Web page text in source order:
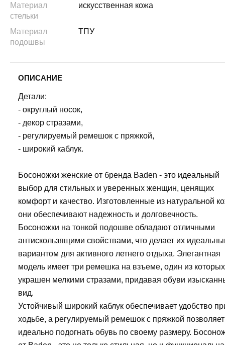
Материал
стельки
искусственная кожа
Материал
подошвы
ТПУ
ОПИСАНИЕ
Детали:
- округлый носок,
- декор стразами,
- регулируемый ремешок с пряжкой,
- широкий каблук.
Босоножки женские от бренда Baden - это идеальный
выбор для стильных и уверенных женщин, ценящих
комфорт и качество. Изготовленные из натуральной
они обеспечивают надежность и долговечность.
Босоножки на тонкой подошве обладают отличными
антискользящими свойствами, что делает их
вариантом для активного летнего отдыха. Элегантная
модель имеет три ремешка на взъеме, один из которых
украшен мелкими стразами, придавая обуви
вид.
Устойчивый широкий каблук обеспечивает удобство
ходьбе, а регулируемый ремешок с пряжкой позволяет
идеально подогнать обувь по своему размеру.